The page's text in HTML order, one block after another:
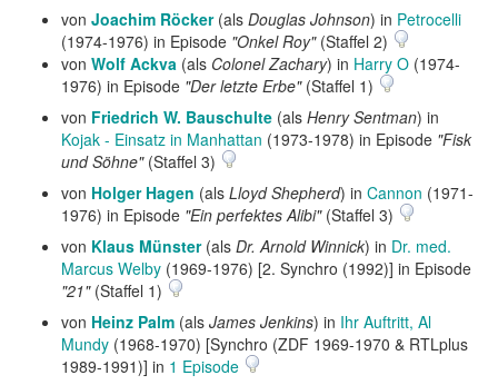
von Joachim Röcker(als Douglas Johnson) in Petrocelli
(1974-1976) in Episode "Onkel Roy"(Staffel 2)
von Wolf Ackva (als Colonel Zachary) in Harry O (1974-
1976) in Episode "Der letzte Erbe"(Staffel 1)
von Friedrich W. Bauschulte (als Henry Sentman) in
Kojak - Einsatz in Manhattan (1973-1978) in Episode "Fisk
und Söhne"(Staffel 3)
von Holger Hagen (als Lloyd Shepherd) in Cannon (1971-
1976) in Episode "Ein perfektes Alibi"(Staffel 3)
von Klaus Münster(als Dr. Arnold Winnick) in Dr. med.
Marcus Welby (1969-1976) [2. Synchro (1992)] in Episode
"21"(Staffel 1)
von Heinz Palm (als James Jenkins) in Ihr Auftritt, Al
Mundy (1968-1970) [Synchro (ZDF 1969-1970 & RTLplus
1989-1991)] in 1 Episode